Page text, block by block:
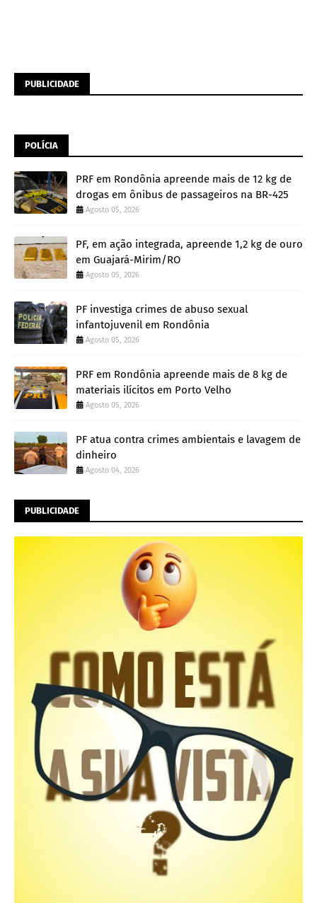
PUBLICIDADE
POLÍCIA
PRF em Rondônia apreende mais de 12 kg de
drogas em ônibus de passageiros na BR-425
Agosto 05, 2026
PF, em ação integrada, apreende 1,2 kg de ouro
em Guajará-Mirim/RO
Agosto 05, 2026
PF investiga crimes de abuso sexual
infantojuvenil em Rondônia
Agosto 05, 2026
PRF em Rondônia apreende mais de 8 kg de
materiais ilícitos em Porto Velho
Agosto 05, 2026
PF atua contra crimes ambientais e lavagem de
dinheiro
Agosto 04, 2026
PUBLICIDADE